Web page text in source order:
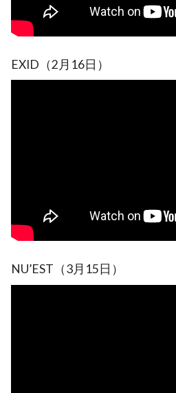
EXID（2月16日）
NU’EST（3月15日）